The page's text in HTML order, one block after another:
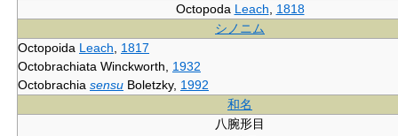
Octopoda Leach,
1818
シノニム
Octopoida Leach
1817
Octobrachiata Winckworth,
1932
Octobrachia sensu Boletzky, 1992
和名
八腕形目